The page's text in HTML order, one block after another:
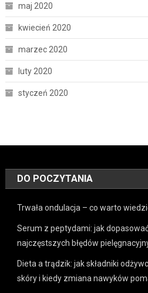
maj 2020
kwiecień 2020
marzec 2020
luty 2020
styczeń 2020
DO POCZYTANIA
Trwała ondulacja – co warto
Serum z peptydami: jak
najczęstszych błędów
Dieta a trądzik: jak składniki
skóry i kiedy zmiana nawyków